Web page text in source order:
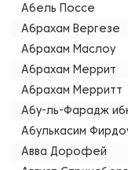
Абель Поссе
Абрахам Вергезе
Абрахам Маслоу
Абрахам Меррит
Абрахам Мерритт
Абу-ль-Фарадж
Абулькасим
Авва Дорофей